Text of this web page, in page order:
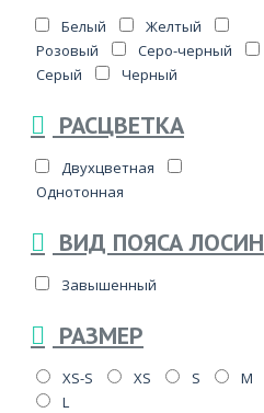
Белый
Желтый
Розовый
Серо-черный
Серый
Черный
РАСЦВЕТКА
Двухцветная
Однотонная
ВИД ПОЯСА ЛОСИН
Завышенный
РАЗМЕР
XS-S XS S
M
L